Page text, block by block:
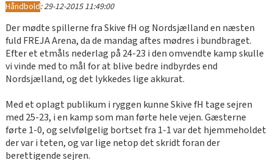
Håndbold:29-12-2015 11:49:00
Der mødte spillerne fra Skive fH og Nordsjælland en næsten
fuld FREJA Arena, da de mandag aftes mødres i bundbraget.
Efter et etmåls nederlag på 24-23 i den omvendte kamp skulle
vi vinde med to mål for at blive bedre indbyrdes end
Nordsjælland, og det lykkedes lige akkurat.
Med et oplagt publikum i ryggen kunne Skive fH tage sejren
med 25-23, i en kamp som man førte hele vejen. Gæsterne
førte 1-0, og selvfølgelig bortset fra 1-1 var det hjemmeholdet
der var i teten, og var lige netop det skridt foran der
berettigende sejren.